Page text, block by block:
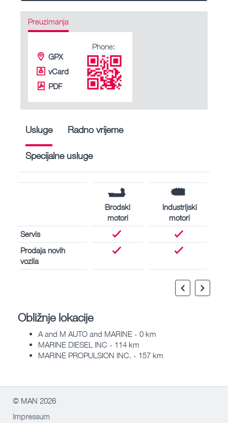
Preuzimanja
GPX
vCard
PDF
Phone:
Usluge Radno vrijeme
Specijalne usluge
Brodski
motori
Industrijski
motori
Servis
Prodaja novih
vozila
Obližnje lokacije
A and M AUTO and MARINE - 0 km
MARINE DIESEL INC - 114 km
MARINE PROPULSION INC. - 157 km
© MAN 2026
Impressum